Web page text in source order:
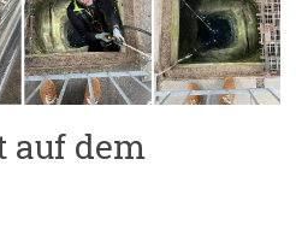
auf dem